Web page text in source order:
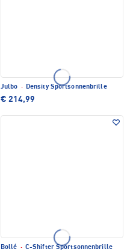
Julbo · Density Sportsonnenbrille
€ 214,99
Bollé · C-Shifter Sportsonnenbrille